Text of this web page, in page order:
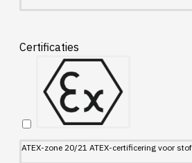
Certificaties
ATEX-zone 20/21 ATEX-certificering voor